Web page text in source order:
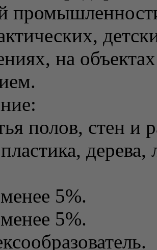
на
полов, стен и
дерева,
5%.
5%.